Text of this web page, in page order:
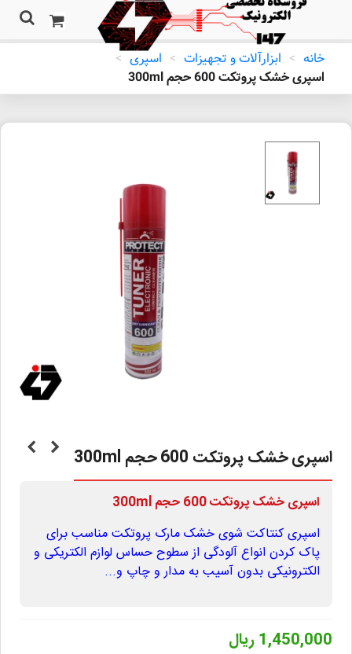
خانه > ابزارآلات و تجهیزات > اسپری >
اسپری خشک پروتکت 600 حجم 300ml
اسپری خشک پروتکت 600 حجم 300ml
اسپری خشک پروتکت 600 حجم 300ml
اسپری کنتاکت شوی خشک مارک پروتکت مناسب برای
پاک کردن انواع آلودگی از سطوح حساس لوازم الکتریکی و
الکترونیکی بدون آسیب به مدار و چاپ و...
1,450,000 ریال